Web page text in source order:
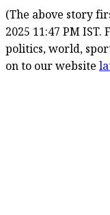
(The above story
2025 11:47 PM
politics, world,
on to our website